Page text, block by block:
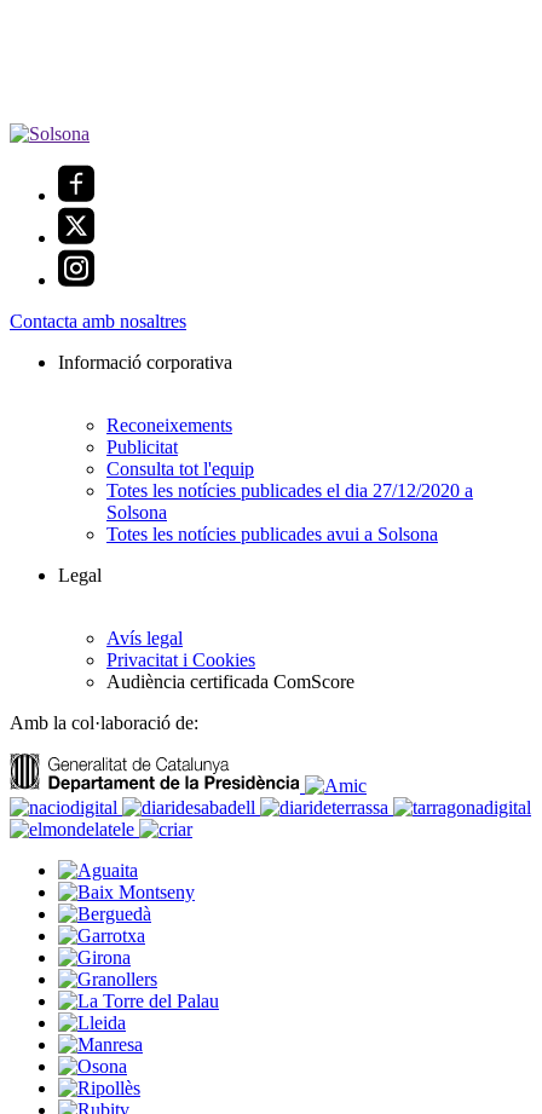
Contacta amb nosaltres
Informació corporativa
Reconeixements
Publicitat
Consulta tot l'equip
Totes les notícies publicades el dia 27/12/2020 a
Solsona
Totes les notícies publicades avui a Solsona
Legal
Avís legal
Privacitat i Cookies
Audiència certificada ComScore
Amb la col·laboració de: